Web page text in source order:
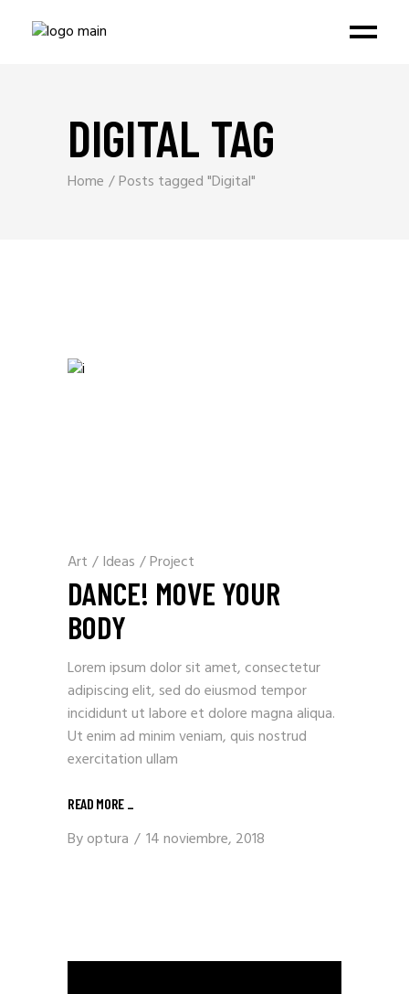
DIGITAL TAG
Home Posts tagged "Digital"
Art / Ideas /Project
DANCE! MOVE YOUR
BODY
Lorem ipsum dolor sit amet, consectetur
adipiscing elit, sed do eiusmod tempor
incididunt ut labore et dolore magna aliqua.
Ut enim ad minim veniam, quis nostrud
exercitation ullam
READ MORE _
Byoptura 14 noviembre, 2018